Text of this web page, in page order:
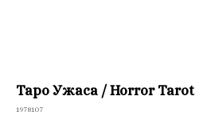
Таро Ужаса / Horror Tarot
1978107